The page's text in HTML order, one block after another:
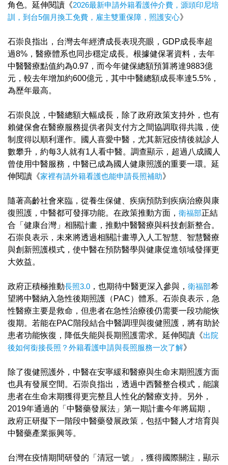
角色。延伸閱讀《2026最新申請外籍看護仲介費，源頭印尼培
訓，到台5個月換工免費，雇主雙重保障，照護安心》
石崇良指出，台灣去年經濟成長表現亮眼，GDP成長率超
過8%，醫療體系也同步穩定成長。根據健保署資料，去年
中醫醫療點值約為0.97，而今年健保總額預算將達9883億
元，較去年增加約600億元，其中中醫總額成長率達5.5%，
為歷年最高。
石崇良說，中醫總額大幅成長，除了政府政策支持外，也有
賴健保會在醫療服務提供者與支付方之間協調取得共識，使
制度得以順利運作。國人喜愛中醫，尤其新冠疫情後就診人
數攀升，約每3人就有1人看中醫。調查顯示，超過八成國人
曾使用中醫服務，中醫已成為國人健康照護的重要一環。延
伸閱讀《家裡有請外籍看護也能申請長照補助》
隨著高齡社會來臨，從養生保健、疾病預防到疾病治療與康
復照護，中醫都可發揮功能。在政策推動方面， 衛福部正結
合「健康台灣」相關計畫，推動中醫醫療與科技創新整合。
石崇良表示，未來將透過相關計畫導入人工智慧、智慧醫療
與創新照護模式，使中醫在預防醫學與健康促進領域發揮更
大效益。
政府正積極推動長照3.0 ，也期待中醫更深入參與， 衛福部希
望將中醫納入急性後期照護（PAC）體系。石崇良表示，急
性醫療主要是救命，但患者在急性治療後仍需要一段功能恢
復期。若能在PAC階段結合中醫調理與復健照護，將有助於
患者功能恢復，降低失能與長期照護需求。延伸閱讀《出院
後如何銜接長照？外籍看護申請與長照服務一次了解》
除了復健照護外，中醫在安寧緩和醫療與生命末期照護方面
也具有發展空間。石崇良指出，透過中西醫整合模式，能讓
患者在生命末期獲得更完整且人性化的醫療支持。另外，
2019年通過的「中醫藥發展法」第一期計畫今年將屆期，
政府正研擬下一階段中醫藥發展政策，包括中醫人才培育與
中醫藥產業振興等。
台灣在疫情期間研發的「清冠一號」，獲得國際關注，顯示